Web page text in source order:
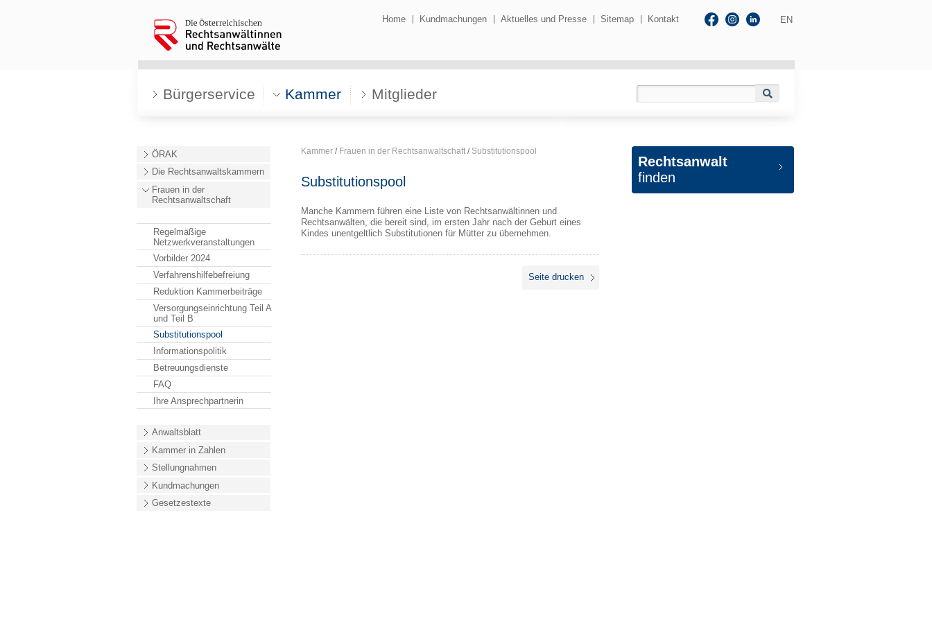
EN
Home Kundmachungen Aktuelles und Presse Sitemap Kontakt
ÖRAK
Die Rechtsanwaltskammern
Frauen in der
Rechtsanwaltschaft
Regelmäßige
Netzwerkveranstaltungen
Vorbilder 2024
Verfahrenshilfebefreiung
Reduktion Kammerbeiträge
Versorgungseinrichtung Teil A
und Teil B
Substitutionspool
Informationspolitik
Betreuungsdienste
FAQ
Ihre Ansprechpartnerin
Anwaltsblatt
Kammer in Zahlen
Stellungnahmen
Kundmachungen
Gesetzestexte
Kammer / Frauen in der Rechtsanwaltschaft / Substitutionspool
Substitutionspool
Manche Kammern führen eine Liste von Rechtsanwältinnen und
Rechtsanwälten, die bereit sind, im ersten Jahr nach der Geburt eines
Kindes unentgeltlich Substitutionen für Mütter zu übernehmen.
Seite drucken
Rechtsanwalt
finden
Bürgerservice Kammer Mitglieder